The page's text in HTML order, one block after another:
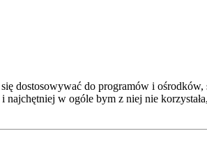
dostosowywać do programów i
w ogóle bym z niej nie